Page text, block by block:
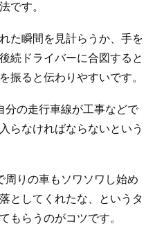
です。
た瞬間を見計らうか、手を
続ドライバーに合図すると
振ると伝わりやすいです。
分の走行車線が工事などで
らなければならないという
周りの車もソワソワし始め
としてくれたな、というタ
もらうのがコツです。